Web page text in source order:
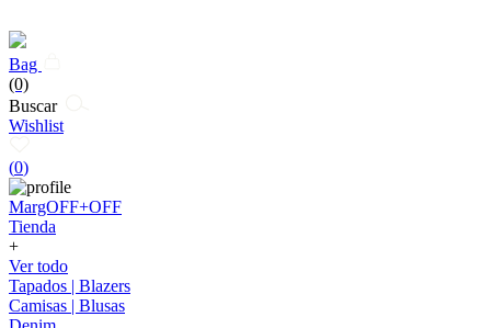
Bag
(0)
Buscar
Wishlist
(0)
MargOFF+OFF
Tienda
+
Ver todo
Tapados | Blazers
Camisas | Blusas